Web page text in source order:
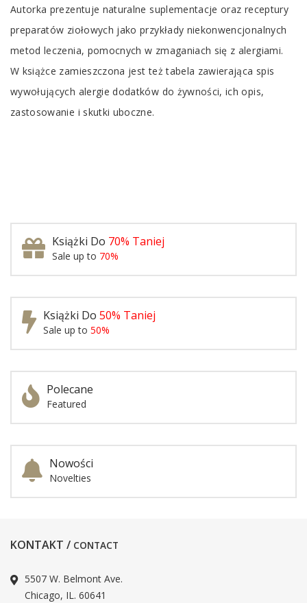
Article
Autorka prezentuje naturalne suplementacje oraz receptury
preparatów ziołowych jako przykłady niekonwencjonalnych
metod leczenia, pomocnych w zmaganiach się z alergiami.
W książce zamieszczona jest też tabela zawierająca spis
wywołujących alergie dodatków do żywności, ich opis,
zastosowanie i skutki uboczne.
Książki Do 70% Taniej
Sale up to 70%
Książki Do 50% Taniej
Sale up to 50%
Polecane
Featured
Nowości
Novelties
KONTAKT / CONTACT
5507 W. Belmont Ave.
Chicago, IL. 60641